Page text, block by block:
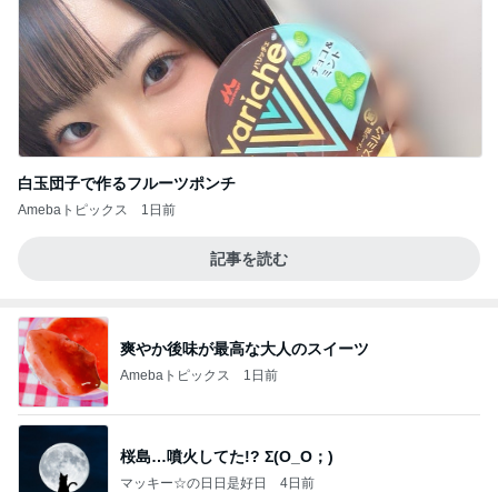
白玉団子で作るフルーツポンチ
Amebaトピックス 1日前
記事を読む
爽やか後味が最高な大人のスイーツ
Amebaトピックス 1日前
桜島…噴火してた!? Σ(O_O；)
マッキー☆の日日是好日 4日前